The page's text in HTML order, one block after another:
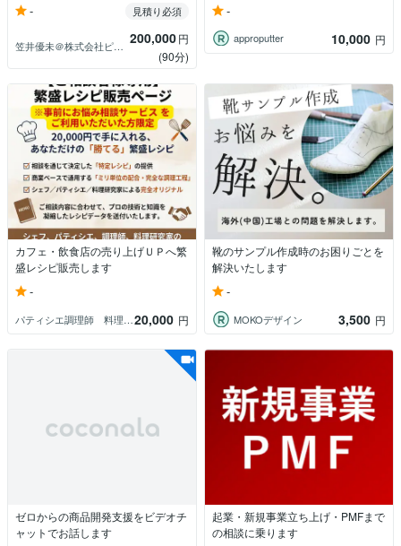
- 見積り必須
笠井優未＠株式会社ピースオブ 200,000円
(90分)
-
approputter 10,000 円
カフェ・飲食店の売り上げＵＰへ繁
盛レシピ販売します
-
パティシエ調理師 料理研究家30年マチャ 20,000 円
靴のサンプル作成時のお困りごとを
解決いたします
-
MOKOデザイン 3,500 円
ゼロからの商品開発支援をビデオチ
ャットでお話します
起業・新規事業立ち上げ・PMFまで
の相談に乗ります